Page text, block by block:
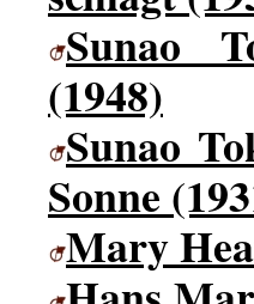
Sunao
(1948)
Sunao
Sonne
Mary